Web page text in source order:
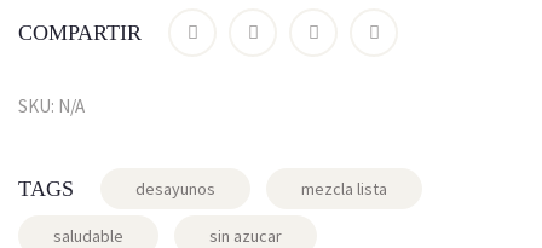
COMPARTIR
SKU: N/A
TAGS desayunos mezcla lista
saludable sin azucar